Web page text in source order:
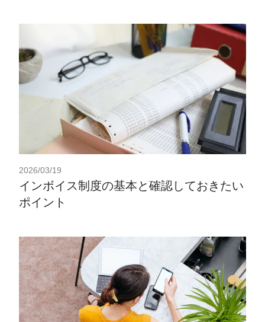
2026/03/19
インボイス制度の基本と確認しておきたい
ポイント